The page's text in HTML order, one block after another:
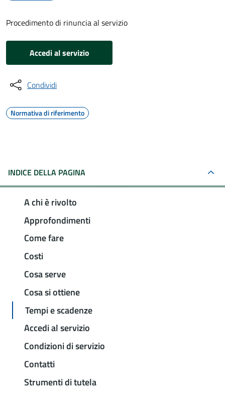
Procedimento di rinuncia al servizio
Accedi al servizio
Condividi
Normativa di riferimento
INDICE DELLA PAGINA
A chi è rivolto
Approfondimenti
Come fare
Costi
Cosa serve
Cosa si ottiene
Tempi e scadenze
Accedi al servizio
Condizioni di servizio
Contatti
Strumenti di tutela